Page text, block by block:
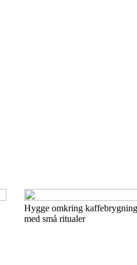
Hygge omkring
med små ritualer